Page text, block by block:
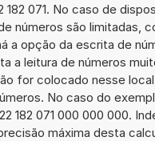
182 071. No caso de
números são limitadas,
a opção da escrita de
a leitura de números
for colocado nesse
No caso do
182 071 000 000 000.
máxima desta